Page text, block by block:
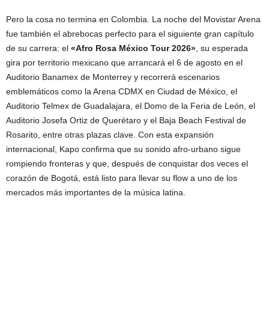
Pero la cosa no termina en Colombia. La noche del Movistar Arena
fue también el abrebocas perfecto para el siguiente gran capítulo
de su carrera: el «Afro Rosa México Tour 2026» , su esperada
gira por territorio mexicano que arrancará el 6 de agosto en el
Auditorio Banamex de Monterrey y recorrerá escenarios
emblemáticos como la Arena CDMX en Ciudad de México, el
Auditorio Telmex de Guadalajara, el Domo de la Feria de León, el
Auditorio Josefa Ortiz de Querétaro y el Baja Beach Festival de
Rosarito, entre otras plazas clave. Con esta expansión
internacional, Kapo confirma que su sonido afro-urbano sigue
rompiendo fronteras y que, después de conquistar dos veces el
corazón de Bogotá, está listo para llevar su flow a uno de los
mercados más importantes de la música latina.